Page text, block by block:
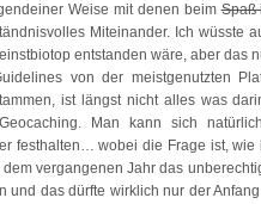
Weise mit denen beimSpaß
Miteinander. Ich wüsste
entstanden wäre, aber das
von der meistgenutzten
ist längst nicht alles was
Man kann sich
festhalten… wobei die Frage ist,
vergangenen Jahr das
und das dürfte wirklich nur der